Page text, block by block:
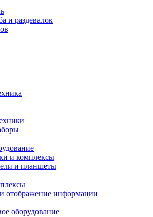
и раздевалок
и комплексы
и планшеты
отображение информации
оборудование